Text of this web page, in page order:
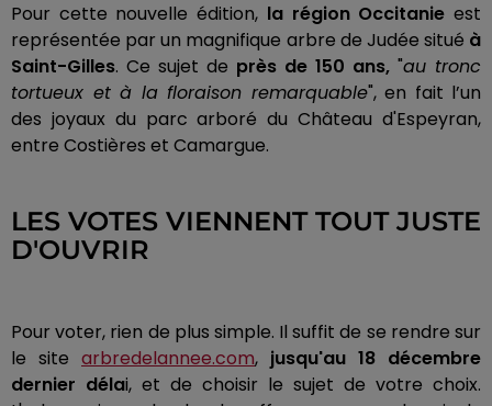
Pour cette nouvelle édition, la région Occitanie est
représentée par un magnifique arbre de Judée situé à
Saint-Gilles. Ce sujet de près de 150 ans, "au tronc
tortueux et à la floraison remarquable", en fait l’un
des joyaux du parc arboré du Château d'Espeyran,
entre Costières et Camargue.
LES VOTES VIENNENT TOUT JUSTE
D'OUVRIR
Pour voter, rien de plus simple. Il suffit de se rendre sur
le site arbredelannee.com, jusqu'au 18 décembre
dernier délai, et de choisir le sujet de votre choix.